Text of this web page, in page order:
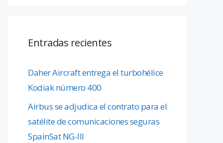
Entradas recientes
Daher Aircraft entrega el turbohélice
Kodiak número 400
Airbus se adjudica el contrato para el
satélite de comunicaciones seguras
SpainSat NG-III